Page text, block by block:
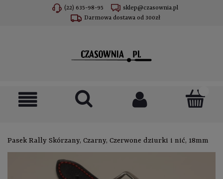
(22) 635-98-95
sklep@czasownia.pl
Darmowa dostawa od 300zł
Pasek Rally Skórzany, Czarny, Czerwone dziurki i nić, 18mm